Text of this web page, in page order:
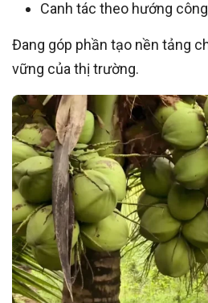
Canh tác theo hướng
Đang góp phần tạo nền tảng
vững của thị trường.